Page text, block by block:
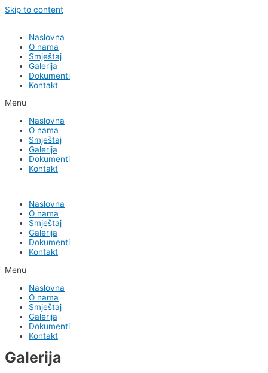
Skip to content
Naslovna
O nama
Smještaj
Galerija
Dokumenti
Kontakt
Menu
Naslovna
O nama
Smještaj
Galerija
Dokumenti
Kontakt
Naslovna
O nama
Smještaj
Galerija
Dokumenti
Kontakt
Menu
Naslovna
O nama
Smještaj
Galerija
Dokumenti
Kontakt
Galerija